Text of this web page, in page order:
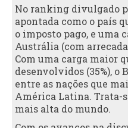
No ranking divulgado
apontada como o país
o imposto pago, e uma
Austrália (com
Com uma carga maior
desenvolvidos (35%), o
entre as nações que
América Latina. Trata-
mais alta do mundo.